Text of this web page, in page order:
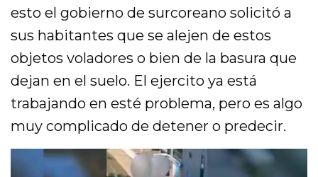
esto el gobierno de surcoreano solicitó a
sus habitantes que se alejen de estos
objetos voladores o bien de la basura que
dejan en el suelo. El ejercito ya está
trabajando en esté problema, pero es algo
muy complicado de detener o predecir.